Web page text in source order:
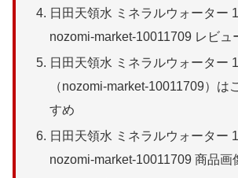
日田天領水 ミネラルウォーター
nozomi-market-10011709 レビュ
日田天領水 ミネラルウォーター
（nozomi-market-10011709）は
すめ
日田天領水 ミネラルウォーター
nozomi-market-10011709 商品画